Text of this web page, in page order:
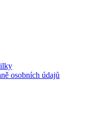
osobních údajů